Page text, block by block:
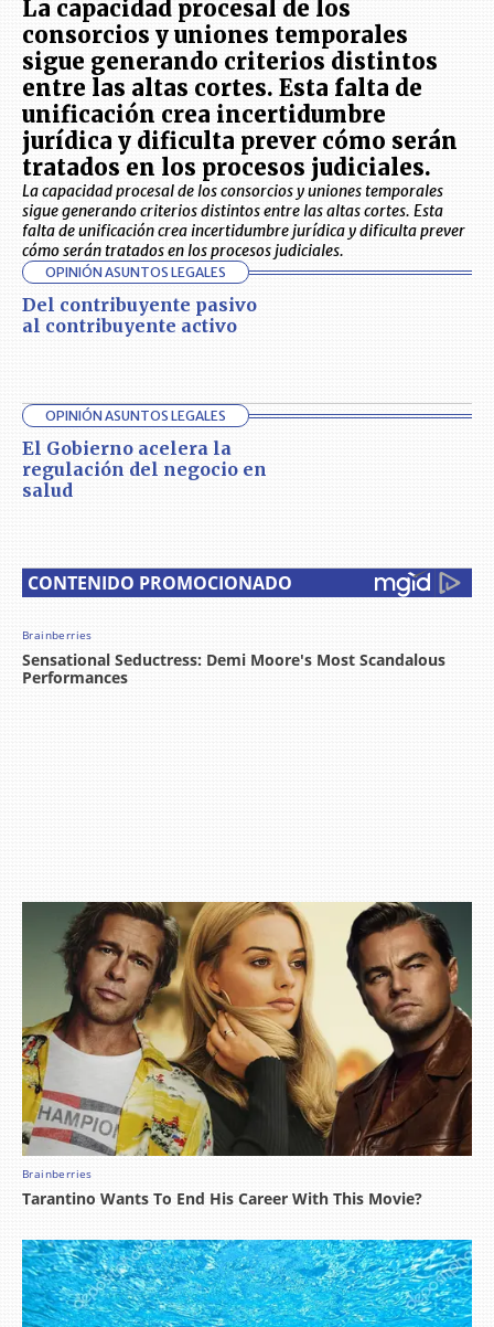
La capacidad procesal de los
consorcios y uniones temporales
sigue generando criterios distintos
entre las altas cortes. Esta falta de
unificación crea incertidumbre
jurídica y dificulta prever cómo serán
tratados en los procesos judiciales.
La capacidad procesal de los consorcios y uniones temporales
sigue generando criterios distintos entre las altas cortes. Esta
falta de unificación crea incertidumbre jurídica y dificulta prever
cómo serán tratados en los procesos judiciales.
OPINIÓN ASUNTOS LEGALES
Del contribuyente pasivo
al contribuyente activo
OPINIÓN ASUNTOS LEGALES
El Gobierno acelera la
regulación del negocio en
salud